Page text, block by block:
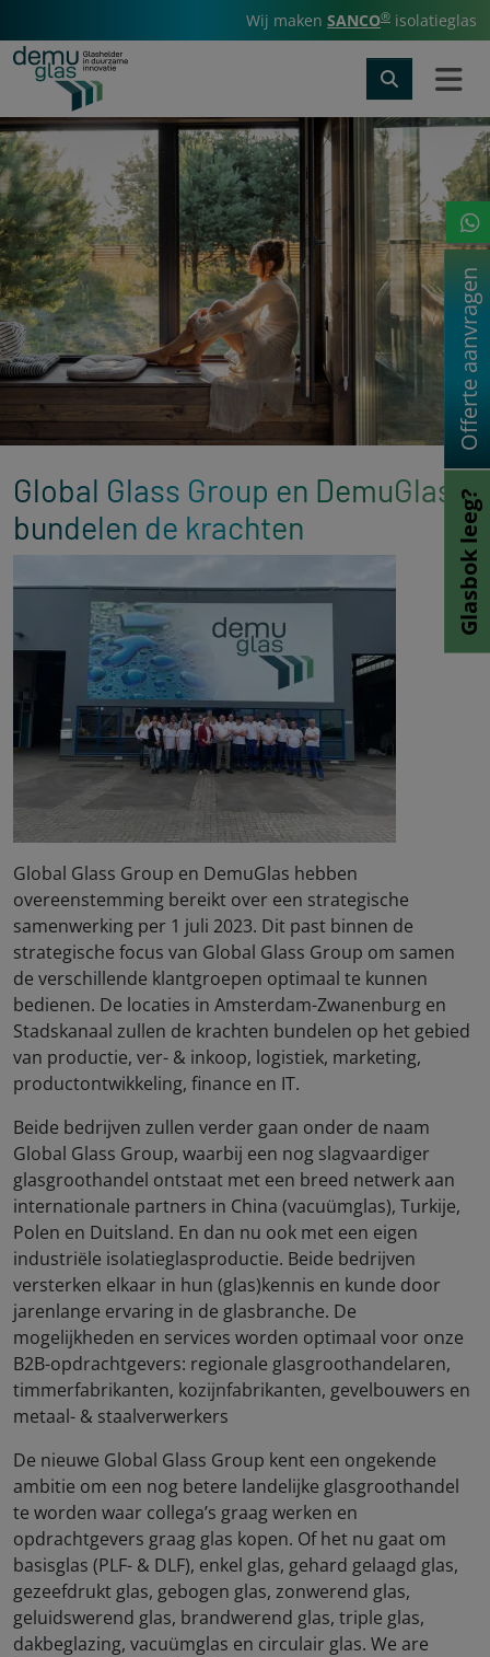
Wij maken SANCO® isolatieglas
Offerte aanvragen
Glasbok leeg?
Global Glass Group en DemuGlas
bundelen de krachten
Global Glass Group en DemuGlas hebben
overeenstemming bereikt over een strategische
samenwerking per 1 juli 2023. Dit past binnen de
strategische focus van Global Glass Group om samen
de verschillende klantgroepen optimaal te kunnen
bedienen. De locaties in Amsterdam-Zwanenburg en
Stadskanaal zullen de krachten bundelen op het gebied
van productie, ver- & inkoop, logistiek, marketing,
productontwikkeling, finance en IT.
Beide bedrijven zullen verder gaan onder de naam
Global Glass Group, waarbij een nog slagvaardiger
glasgroothandel ontstaat met een breed netwerk aan
internationale partners in China (vacuümglas), Turkije,
Polen en Duitsland. En dan nu ook met een eigen
industriële isolatieglasproductie. Beide bedrijven
versterken elkaar in hun (glas)kennis en kunde door
jarenlange ervaring in de glasbranche. De
mogelijkheden en services worden optimaal voor onze
B2B-opdrachtgevers: regionale glasgroothandelaren,
timmerfabrikanten, kozijnfabrikanten, gevelbouwers en
metaal- & staalverwerkers
De nieuwe Global Glass Group kent een ongekende
ambitie om een nog betere landelijke glasgroothandel
te worden waar collega’s graag werken en
opdrachtgevers graag glas kopen. Of het nu gaat om
basisglas (PLF- & DLF), enkel glas, gehard gelaagd glas,
gezeefdrukt glas, gebogen glas, zonwerend glas,
geluidswerend glas, brandwerend glas, triple glas,
dakbeglazing, vacuümglas en circulair glas. We are